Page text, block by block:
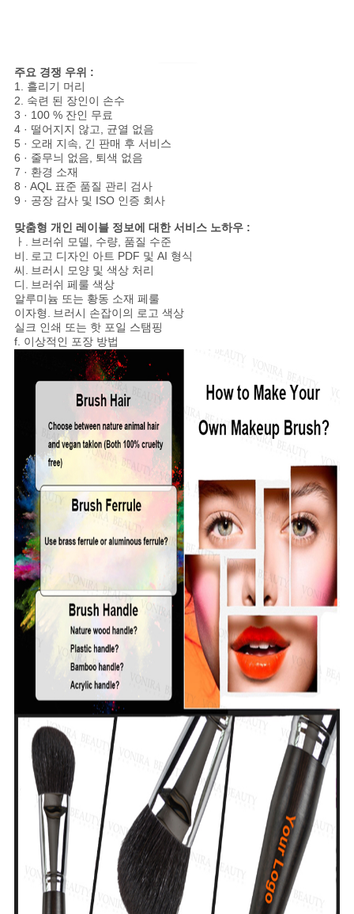
주요 경쟁 우위 :
1. 흘리기 머리
2. 숙련 된 장인이 손수
3 · 100 % 잔인 무료
4 · 떨어지지 않고, 균열 없음
5 · 오래 지속, 긴 판매 후 서비스
6 · 줄무늬 없음, 퇴색 없음
7 · 환경 소재
8 · AQL 표준 품질 관리 검사
9 · 공장 감사 및 ISO 인증 회사
맞춤형 개인 레이블 정보에 대한 서비스 노하우 :
ㅏ. 브러쉬 모델, 수량, 품질 수준
비. 로고 디자인 아트 PDF 및 AI 형식
씨. 브러시 모양 및 색상 처리
디. 브러쉬 페룰 색상
알루미늄 또는 황동 소재 페룰
이자형. 브러시 손잡이의 로고 색상
실크 인쇄 또는 핫 포일 스탬핑
f. 이상적인 포장 방법